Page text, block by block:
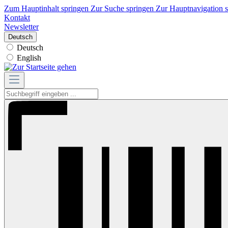
Zum Hauptinhalt springen Zur Suche springen Zur Hauptnavigation
Kontakt
Newsletter
Deutsch
Deutsch
English